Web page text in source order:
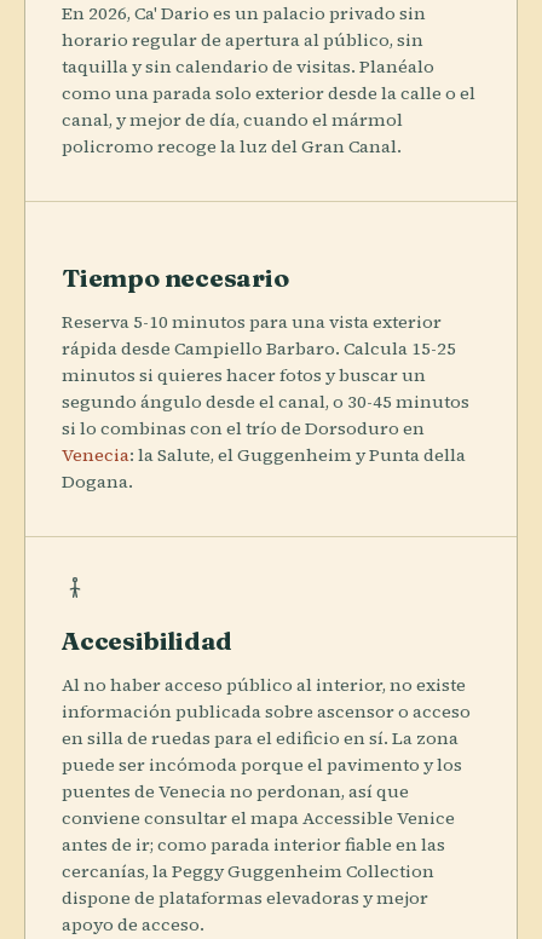
En 2026, Ca' Dario es un palacio privado sin
horario regular de apertura al público, sin
taquilla y sin calendario de visitas. Planéalo
como una parada solo exterior desde la calle o el
canal, y mejor de día, cuando el mármol
policromo recoge la luz del Gran Canal.
Tiempo necesario
Reserva 5-10 minutos para una vista exterior
rápida desde Campiello Barbaro. Calcula 15-25
minutos si quieres hacer fotos y buscar un
segundo ángulo desde el canal, o 30-45 minutos
si lo combinas con el trío de Dorsoduro en
Venecia: la Salute, el Guggenheim y Punta della
Dogana.
Accesibilidad
Al no haber acceso público al interior, no existe
información publicada sobre ascensor o acceso
en silla de ruedas para el edificio en sí. La zona
puede ser incómoda porque el pavimento y los
puentes de Venecia no perdonan, así que
conviene consultar el mapa Accessible Venice
antes de ir; como parada interior fiable en las
cercanías, la Peggy Guggenheim Collection
dispone de plataformas elevadoras y mejor
apoyo de acceso.